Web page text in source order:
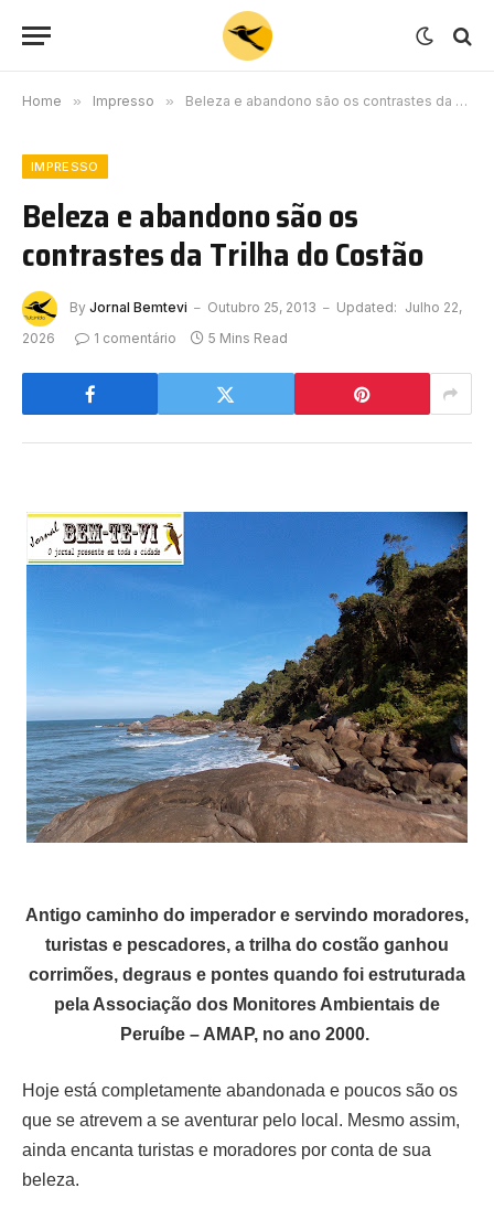
Home » Impresso » Beleza e abandono são os contrastes da Trilha do Costão
IMPRESSO
Beleza e abandono são os
contrastes da Trilha do Costão
By Jornal Bemtevi Outubro 25, 2013 Updated: Julho 22,
2026
1 comentário 5 Mins Read
Antigo caminho do imperador e servindo moradores,
turistas e pescadores, a trilha do costão ganhou
corrimões, degraus e pontes quando foi estruturada
pela Associação dos Monitores Ambientais de
Peruíbe – AMAP, no ano 2000.
Hoje está completamente abandonada e poucos são os
que se atrevem a se aventurar pelo local. Mesmo assim,
ainda encanta turistas e moradores por conta de sua
beleza.